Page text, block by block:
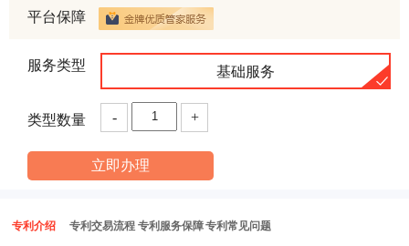
平台保障
服务类型 基础服务
类型数量 - +
立即办理
专利介绍 专利交易流程 专利服务保障专利常见问题